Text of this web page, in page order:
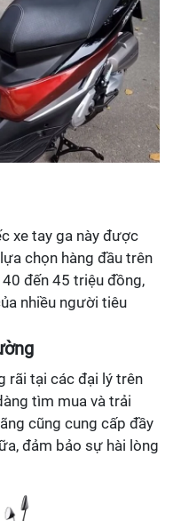
xe tay ga này được
chọn hàng đầu trên
đến 45 triệu đồng,
nhiều người tiêu
rãi tại các đại lý trên
tìm mua và trải
cũng cung cấp đầy
đảm bảo sự hài lòng